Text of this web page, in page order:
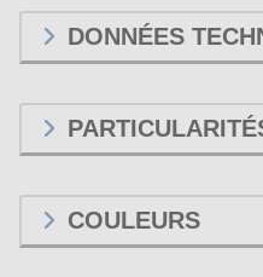
DONNÉES
COULEURS